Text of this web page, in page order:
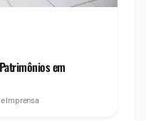
em
Imprensa